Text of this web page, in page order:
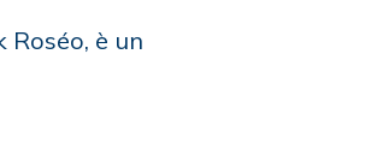
è un